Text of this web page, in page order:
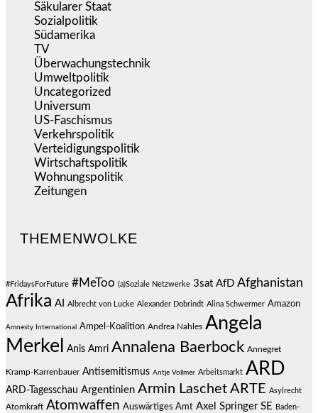
Säkularer Staat
Sozialpolitik
Südamerika
TV
Überwachungstechnik
Umweltpolitik
Uncategorized
Universum
US-Faschismus
Verkehrspolitik
Verteidigungspolitik
Wirtschaftspolitik
Wohnungspolitik
Zeitungen
THEMENWOLKE
#FridaysForFuture #MeToo (a)Soziale Netzwerke 3sat AfD Afghanistan
Afrika AI Albrecht von Lucke Alexander Dobrindt Alina Schwermer Amazon
Amnesty International Ampel-Koalition Andrea Nahles Angela
Merkel
Anis Amri Annalena Baerbock Annegret
Kramp-Karrenbauer Antisemitismus Antje Vollmer Arbeitsmarkt ARD
ARD-Tagesschau Argentinien Armin Laschet ARTE Asylrecht
Atomkraft Atomwaffen Auswärtiges Amt Axel Springer SE Baden-